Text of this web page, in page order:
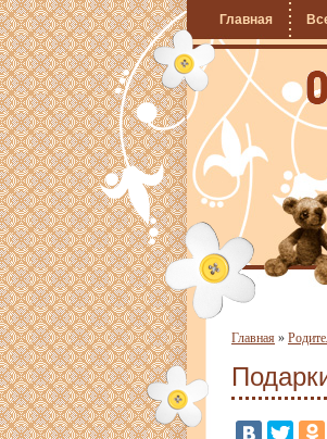
Главная
Главная »